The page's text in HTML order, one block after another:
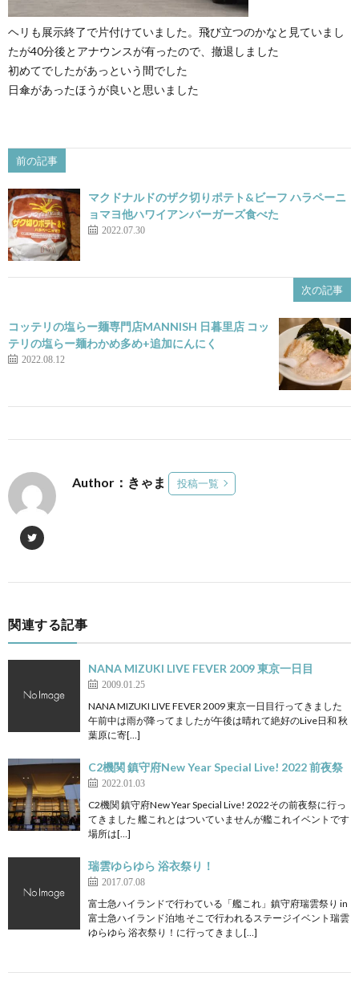
ヘリも展示終了で片付けていました。飛び立つのかなと見ていまし
たが40分後とアナウンスが有ったので、撤退しました
初めてでしたがあっという間でした
日傘があったほうが良いと思いました
前の記事
マクドナルドのザク切りポテト&ビーフ ハラペーニ
ョマヨ他ハワイアンバーガーズ食べた
2022.07.30
次の記事
コッテリの塩らー麺専門店MANNISH 日暮里店 コッ
テリの塩らー麺わかめ多め+追加にんにく
2022.08.12
Author：きゃま 投稿一覧
関連する記事
NANA MIZUKI LIVE FEVER 2009 東京一日目
2009.01.25
NANA MIZUKI LIVE FEVER 2009 東京一日目行ってきました
午前中は雨が降ってましたが午後は晴れて絶好のLive日和 秋
葉原に寄[…]
C2機関 鎮守府New Year Special Live! 2022 前夜祭
2022.01.03
C2機関 鎮守府New Year Special Live! 2022その前夜祭に行っ
てきました 艦これとはついていませんが艦これイベントです
場所は[…]
瑞雲ゆらゆら 浴衣祭り！
2017.07.08
富士急ハイランドで行わている「艦これ」鎮守府瑞雲祭り in
富士急ハイランド泊地 そこで行われるステージイベント瑞雲
ゆらゆら 浴衣祭り！に行ってきまし[…]